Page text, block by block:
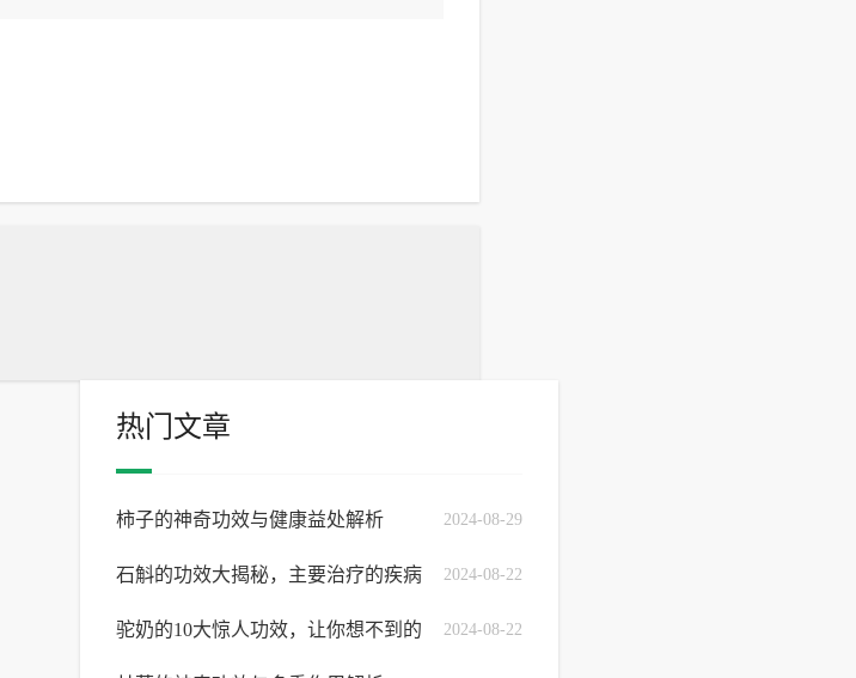
热门文章
2024-08-29
柿子的神奇功效与健康益处解析
2024-08-22
石斛的功效大揭秘，主要治疗的疾病
有哪些？ 2024-08-22
驼奶的10大惊人功效，让你想不到的